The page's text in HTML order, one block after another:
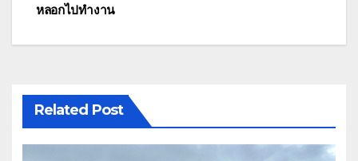
หลอกไปทำงาน
Related Post